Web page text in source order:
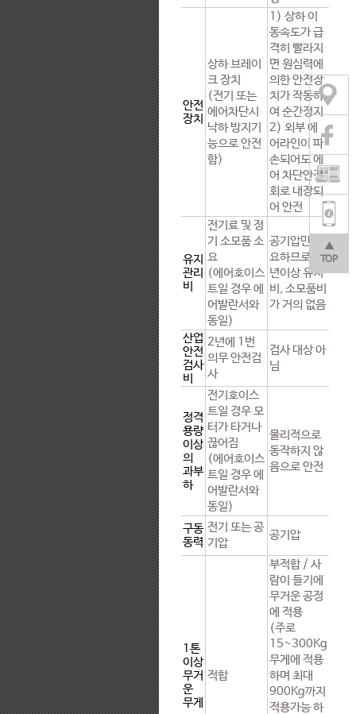
▲
TOP
안전
장치
상하 브레이
크 장치
(전기 또는
에어차단시
낙하 방지기
능으로 안전
함)
1) 상하 이
동속도가 급
격히 빨라지
면 원심력에
의한 안전장
치가 작동하
여 순간정지
2) 외부 에
어라인이 파
손되어도 에
어 차단안전
회로 내장되
어 안전
유지
관리
비
전기료 및 정
기 소모품 소
요
(에어호이스
트일 경우 에
어발란서와
동일)
공기압만 필
요하므로 10
년이상 유지
비, 소모품비
가 거의 없음
산업
안전
검사
비
2년에 1번
의무 안전검
사
검사 대상 아
님
정격
용량
이상
의
과부
하
전기호이스
트일 경우 모
터가 타거나
끊어짐
(에어호이스
트일 경우 에
어발란서와
동일)
물리적으로
동작하지 않
음으로 안전
구동
동력
전기 또는 공
기압
공기압
1톤
이상
무거
운
무게
적합
부적합 / 사
람이 들기에
무거운 공정
에 적용
(주로
15~300Kg
무게에 적용
하며 최대
900Kg까지
적용가능 하